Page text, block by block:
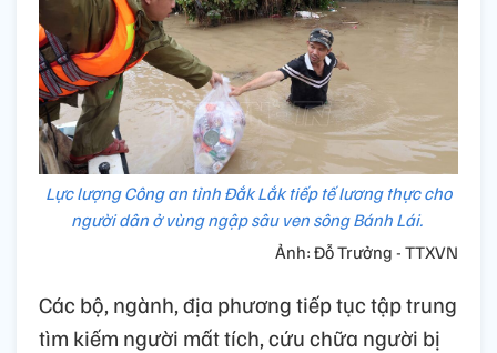
Lực lượng Công an tỉnh Đắk Lắk tiếp tế lương thực cho
người dân ở vùng ngập sâu ven sông Bánh Lái.
Ảnh: Đỗ Trưởng - TTXVN
Các bộ, ngành, địa phương tiếp tục tập trung
tìm kiếm người mất tích, cứu chữa người bị